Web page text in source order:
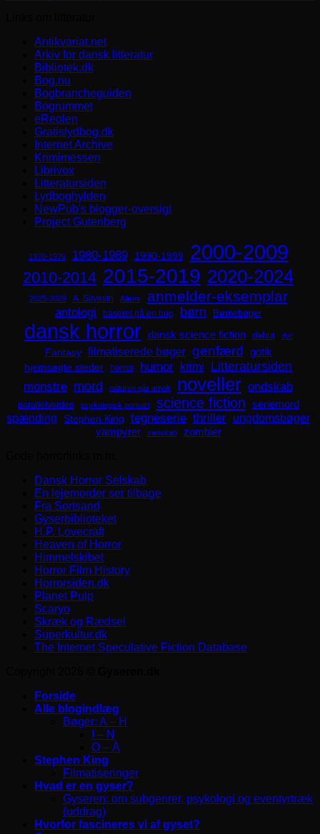
Antikvariat.net
Arkiv for dansk litteratur
Bibliotek.dk
Bog.nu
Bogbrancheguiden
Bogrummet
eReolen
Gratislydbog.dk
Internet Archive
Krimimessen
Librivox
Litteratursiden
Lydboghylden
NewPub's blogger-oversigt
Project Gutenberg
1970-1979 1980-1989 1990-1999 2000-2009
2010-2014 2015-2019 2020-2024
2025-2029 A. Silvestri Aliens anmelder-eksemplar
antologi baseret på en bog børn Børnebøger
dansk horror dansk science fiction debut dyr
Fantasy filmatiserede bøger genfærd
gotik
hjemsøgte steder
horror humor krimi Litteratursiden
monstre mord naturen går amok noveller ondskab
parallelverden psykologisk portræt science fiction seriemord
spænding Stephen King tegneserie thriller ungdomsbøger
vampyrer venskab
zombier
Dansk Horror Selskab
En lejemorder ser tilbage
Fra Sortsand
Gyserbiblioteket
H.P. Lovecraft
Heaven of Horror
Himmelskibet
Horror Film History
Horrorsiden.dk
Planet Pulp
Scaryo
Skræk og Rædsel
Superkultur.dk
The Internet Speculative Fiction Database
Forside
Alle blogindlæg
Bøger: A – H
I – N
O – Å
Stephen King
Filmatiseringer
Hvad er en gyser?
Gyseren: om subgenrer, psykologi og eventyrtræk
(uddrag)
Hvorfor fascineres vi af gyset?